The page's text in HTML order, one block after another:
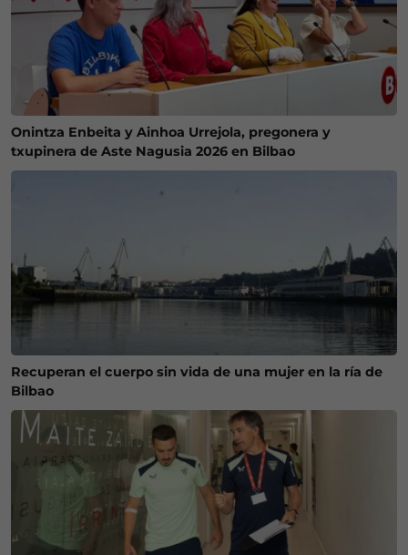
Onintza Enbeita y Ainhoa Urrejola, pregonera y
txupinera de Aste Nagusia 2026 en Bilbao
Recuperan el cuerpo sin vida de una mujer en la ría de
Bilbao